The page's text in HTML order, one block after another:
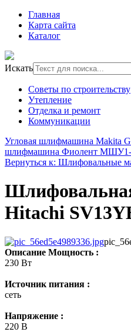
Главная
Карта сайта
Каталог
Искать
Советы по строительству
Утепление
Отделка и ремонт
Коммуникации
Угловая шлифмашина Makita
шлифмашина Фиолент МШУ1-
Вернуться к: Шлифовальные
Hitachi
Описание Мощность :
230 Вт
Источник питания :
сеть
Напряжение :
220 В